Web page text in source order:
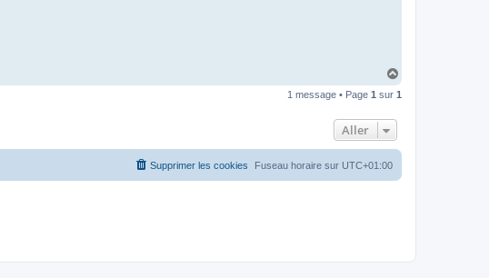
u
1 message • Page 1 sur 1
Aller
Fuseau horaire sur UTC+01:00
Supprimer les cookies